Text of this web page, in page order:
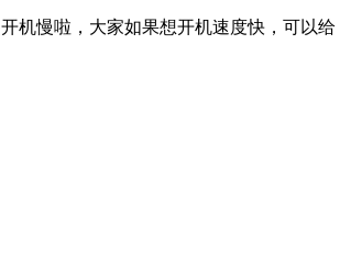
机慢啦，大家如果想开机速度快，可以给